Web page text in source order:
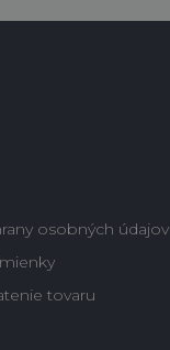
osobných údajov
tovaru